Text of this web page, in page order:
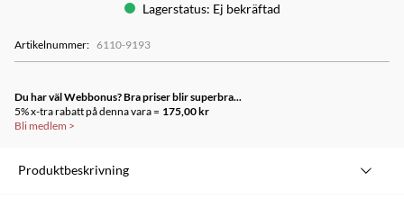
Lagerstatus: Ej bekräftad
Artikelnummer: 6110-9193
Du har väl Webbonus? Bra priser blir superbra...
5% x-tra rabatt på denna vara = 175,00 kr
Bli medlem >
Produktbeskrivning